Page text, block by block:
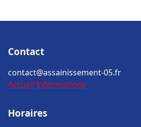
Contact
contact@assainissement-05.fr
Accueil Informations
Horaires